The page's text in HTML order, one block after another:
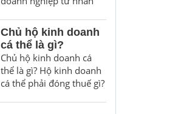
Chủ hộ kinh doanh
cá thể là gì?
Chủ hộ kinh doanh cá
thể là gì? Hộ kinh doanh
cá thể phải đóng thuế gì?